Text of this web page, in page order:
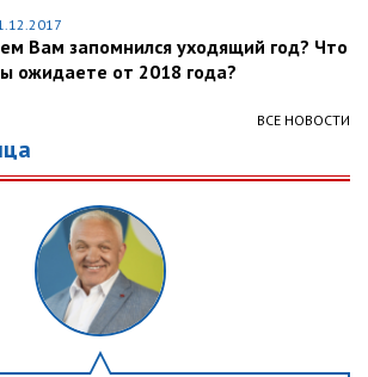
Вам запомнился уходящий год? Что
ожидаете от 2018 года?
ВСЕ НОВОСТИ